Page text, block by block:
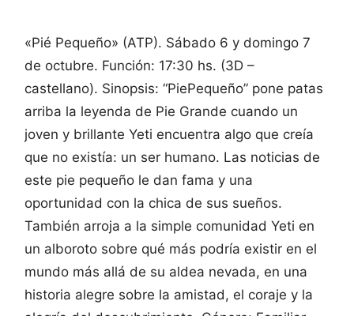
«Pié Pequeño» (ATP). Sábado 6 y domingo 7
de octubre. Función: 17:30 hs. (3D –
castellano). Sinopsis: “PiePequeño” pone patas
arriba la leyenda de Pie Grande cuando un
joven y brillante Yeti encuentra algo que creía
que no existía: un ser humano. Las noticias de
este pie pequeño le dan fama y una
oportunidad con la chica de sus sueños.
También arroja a la simple comunidad Yeti en
un alboroto sobre qué más podría existir en el
mundo más allá de su aldea nevada, en una
historia alegre sobre la amistad, el coraje y la